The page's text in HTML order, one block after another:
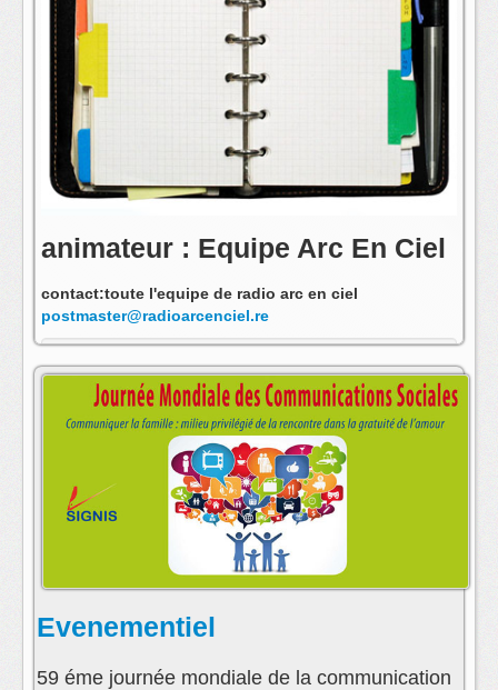
animateur : Equipe Arc En Ciel
contact:toute l'equipe de radio arc en ciel
postmaster@radioarcenciel.re
s'abonner au fil rss de cette emission:
Evenementiel
59 éme journée mondiale de la communication